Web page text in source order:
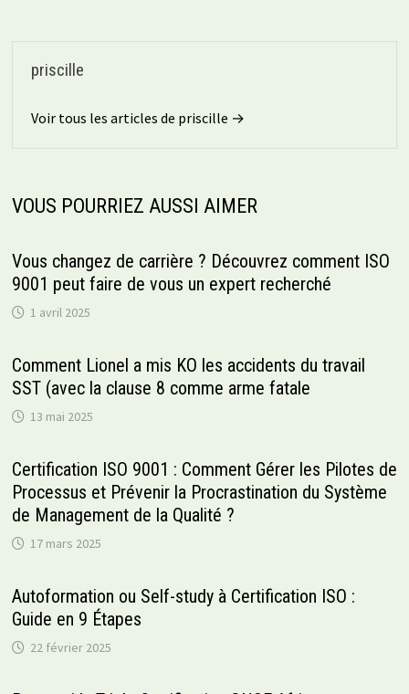
priscille
Voir tous les articles de priscille →
VOUS POURRIEZ AUSSI AIMER
Vous changez de carrière ? Découvrez comment ISO
9001 peut faire de vous un expert recherché
1 avril 2025
Comment Lionel a mis KO les accidents du travail
SST (avec la clause 8 comme arme fatale
13 mai 2025
Certification ISO 9001 : Comment Gérer les Pilotes de
Processus et Prévenir la Procrastination du Système
de Management de la Qualité ?
17 mars 2025
Autoformation ou Self-study à Certification ISO :
Guide en 9 Étapes
22 février 2025